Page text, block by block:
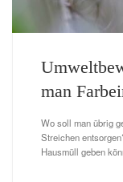
man
Wo soll man übrig
Streichen
Hausmüll geben